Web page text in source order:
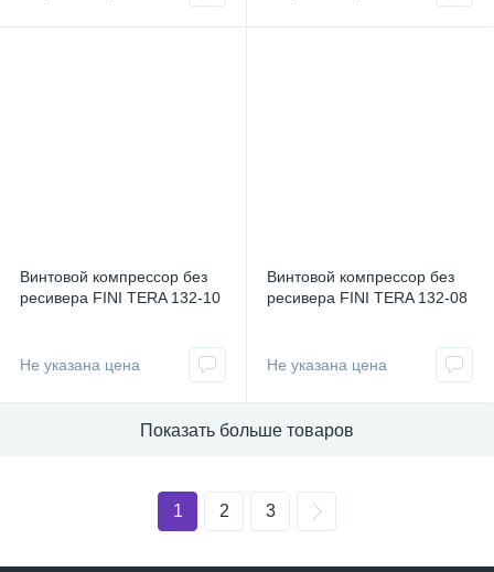
Винтовой компрессор без
ресивера FINI TERA 132-10
Не указана цена
Винтовой компрессор без
ресивера FINI TERA 132-08
Не указана цена
Показать больше товаров
1 2 3